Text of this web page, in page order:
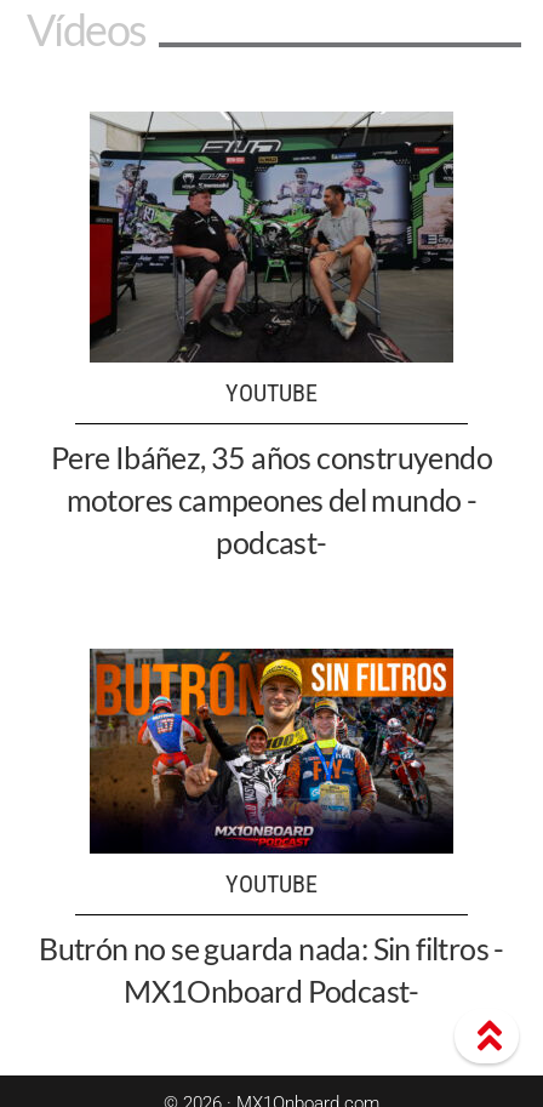
Vídeos
YOUTUBE
Pere Ibáñez, 35 años construyendo
motores campeones del mundo -
podcast-
YOUTUBE
Butrón no se guarda nada: Sin filtros -
MX1Onboard Podcast-